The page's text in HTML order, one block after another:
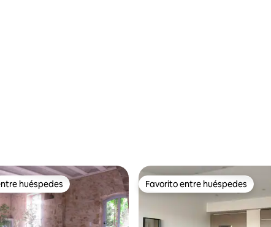
huéspedes
huéspedes Favorito entre huéspedes
Favorito entre huéspedes